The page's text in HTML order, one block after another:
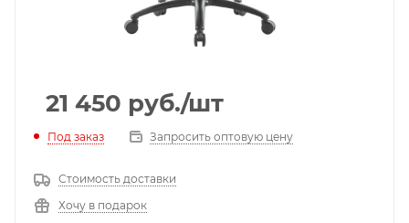
21 450 руб./шт
Под заказ Запросить оптовую цену
Стоимость доставки
Хочу в подарок